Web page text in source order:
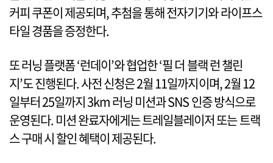
커피 쿠폰이 제공되며, 추첨을 통해 전자기기와 라이프스
타일 경품을 증정한다.
또 러닝 플랫폼 ‘런데이’와 협업한 ‘필 더 블랙 런 챌린
지’도 진행된다. 사전 신청은 2월 11일까지이며, 2월 12
일부터 25일까지 3km 러닝 미션과 SNS 인증 방식으로
운영된다. 미션 완료자에게는 트레일블레이저 또는 트랙
스 구매 시 할인 혜택이 제공된다.